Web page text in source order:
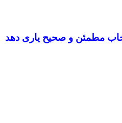
مطمئن و صحیح یاری دهد